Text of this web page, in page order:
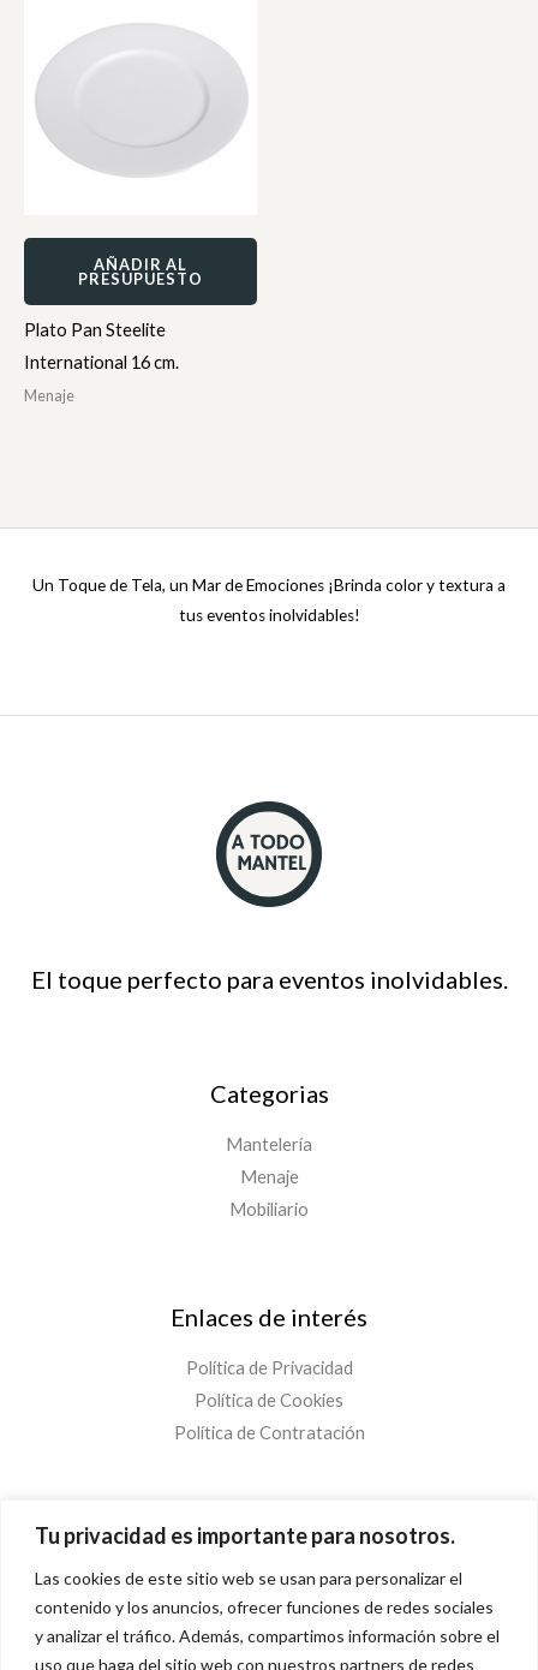
Tu privacidad es importante para nosotros.
Las cookies de este sitio web se usan para personalizar el
contenido y los anuncios, ofrecer funciones de redes sociales
y analizar el tráfico. Además, compartimos información sobre el
uso que haga del sitio web con nuestros partners de redes
AÑADIR AL
PRESUPUESTO
Plato Pan Steelite
International 16 cm.
Menaje
Un Toque de Tela, un Mar de Emociones ¡Brinda color y textura a
tus eventos inolvidables!
El toque perfecto para eventos inolvidables.
Categorias
Mantelería
Menaje
Mobiliario
Enlaces de interés
Política de Privacidad
Política de Cookies
Política de Contratación
¡Suscríbete!
C